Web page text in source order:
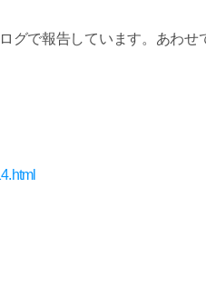
で報告しています。あわせ